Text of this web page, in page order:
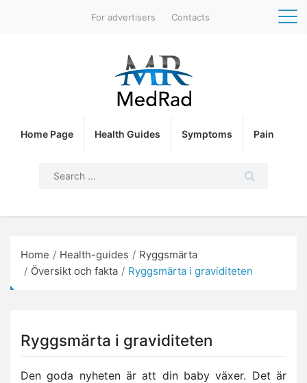
For advertisers Contacts
Home Page Health Guides Symptoms Pain
Home Health-guides
Ryggsmärta
Översikt och fakta
Ryggsmärta i graviditeten
Ryggsmärta i graviditeten
Den goda nyheten är att din baby växer. Det är